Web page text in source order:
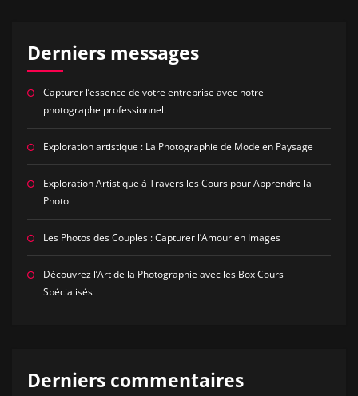
Derniers messages
Capturer l’essence de votre entreprise avec notre
photographe professionnel.
Exploration artistique : La Photographie de Mode en Paysage
Exploration Artistique à Travers les Cours pour Apprendre la
Photo
Les Photos des Couples : Capturer l’Amour en Images
Découvrez l’Art de la Photographie avec les Box Cours
Spécialisés
Derniers commentaires